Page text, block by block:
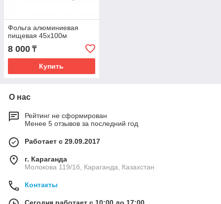
Фольга алюминиевая
пищевая 45x100м
8 000 ₸
Купить
О нас
Рейтинг не сформирован
Менее 5 отзывов за последний год
Работает с 29.09.2017
г. Караганда
Молокова 119/1б, Караганда, Казахстан
Контакты